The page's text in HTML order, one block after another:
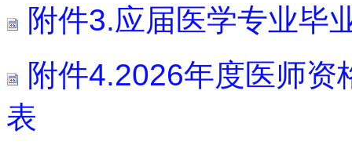
附件3.应届医学专业毕
附件4.2026年度医师
表